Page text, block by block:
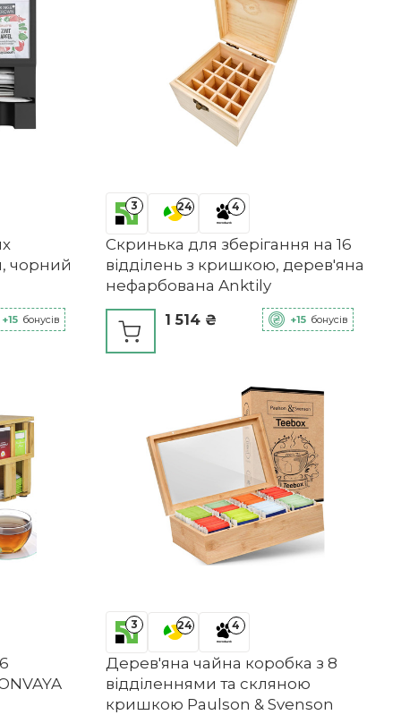
чорний
+15 бонусів
3 24 4
Скринька для зберігання на 16
відділень з кришкою, дерев'яна
нефарбована Anktily
1 514 ₴ +15 бонусів
3 24 4
Дерев'яна чайна коробка з 8
відділеннями та скляною
кришкою Paulson & Svenson